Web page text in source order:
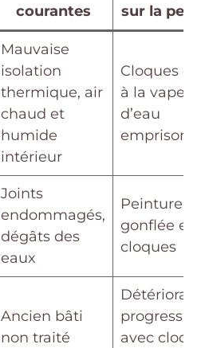
courantes
sur la
Mauvaise
isolation
thermique, air
chaud et
humide
intérieur
Cloques
à la vapeur
d’eau
Joints
endommagés,
dégâts des
eaux
Peinture
gonflée et
cloques
Ancien bâti
non traité
progressive
avec